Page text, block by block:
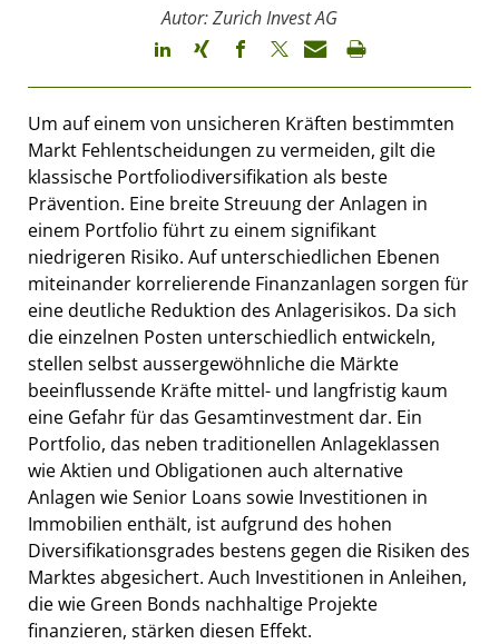
Autor: Zurich Invest AG
Um auf einem von unsicheren Kräften bestimmten
Markt Fehlentscheidungen zu vermeiden, gilt die
klassische Portfoliodiversifikation als beste
Prävention. Eine breite Streuung der Anlagen in
einem Portfolio führt zu einem signifikant
niedrigeren Risiko. Auf unterschiedlichen Ebenen
miteinander korrelierende Finanzanlagen sorgen für
eine deutliche Reduktion des Anlagerisikos. Da sich
die einzelnen Posten unterschiedlich entwickeln,
stellen selbst aussergewöhnliche die Märkte
beeinflussende Kräfte mittel- und langfristig kaum
eine Gefahr für das Gesamtinvestment dar. Ein
Portfolio, das neben traditionellen Anlageklassen
wie Aktien und Obligationen auch alternative
Anlagen wie Senior Loans sowie Investitionen in
Immobilien enthält, ist aufgrund des hohen
Diversifikationsgrades bestens gegen die Risiken des
Marktes abgesichert. Auch Investitionen in Anleihen,
die wie Green Bonds nachhaltige Projekte
finanzieren, stärken diesen Effekt.